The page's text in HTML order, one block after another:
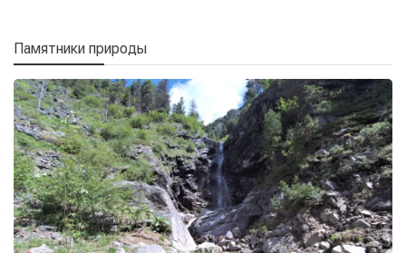
Памятники природы